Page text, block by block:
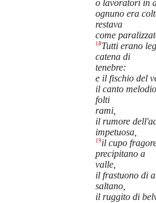
o lavoratori in
ognuno era
restava
come
18Tutti erano
catena di
tenebre:
e il fischio del
il canto
folti
rami,
il rumore
impetuosa,
19il cupo
precipitano a
valle,
il frastuono di
saltano,
il ruggito di